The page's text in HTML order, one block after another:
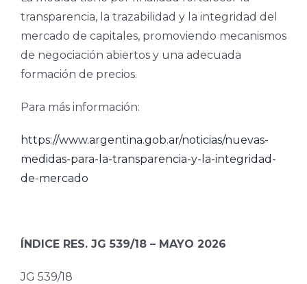
transparencia, la trazabilidad y la integridad del
mercado de capitales, promoviendo mecanismos
de negociación abiertos y una adecuada
formación de precios.
Para más información:
https://www.argentina.gob.ar/noticias/nuevas-
medidas-para-la-transparencia-y-la-integridad-
de-mercado
ÍNDICE RES. JG 539/18 – MAYO 2026
JG 539/18